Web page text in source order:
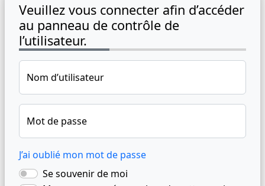
Veuillez vous connecter afin d’accéder
au panneau de contrôle de
l’utilisateur.
Nom d’utilisateur
Mot de passe
J’ai oublié mon mot de passe
Se souvenir de moi